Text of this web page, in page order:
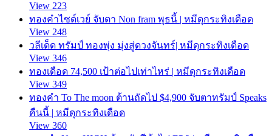
View 223
ทองคำไซด์เวย์ จับตา Non fram พุธนี้ | หมีดุกระทิงเดือด
View 248
วลีเด็ด ทรัมป์ ทองพุ่ง มุ่งสู่ดวงจันทร์| หมีดุกระทิงเดือด
View 346
ทองเดือด 74,500 เป้าต่อไปเท่าไหร่ | หมีดุกระทิงเดือด
View 349
ทองคำ To The moon ต้านถัดไป $4,900 จับตาทรัมป์ Speaks
คืนนี้ | หมีดุกระทิงเดือด
View 360